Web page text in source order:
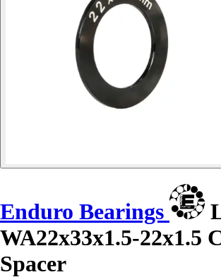
Enduro Bearings
WA22x33x1.5-22x1.5
Spacer